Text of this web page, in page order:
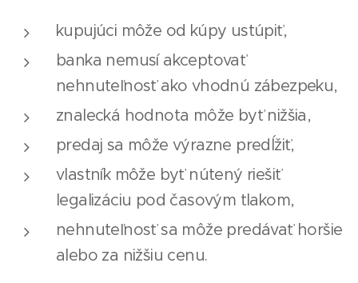
kupujúci môže od kúpy ustúpiť,
banka nemusí akceptovať
nehnuteľnosť ako vhodnú zábezpeku,
znalecká hodnota môže byť nižšia,
predaj sa môže výrazne predĺžiť,
vlastník môže byť nútený riešiť
legalizáciu pod časovým tlakom,
nehnuteľnosť sa môže predávať horšie
alebo za nižšiu cenu.